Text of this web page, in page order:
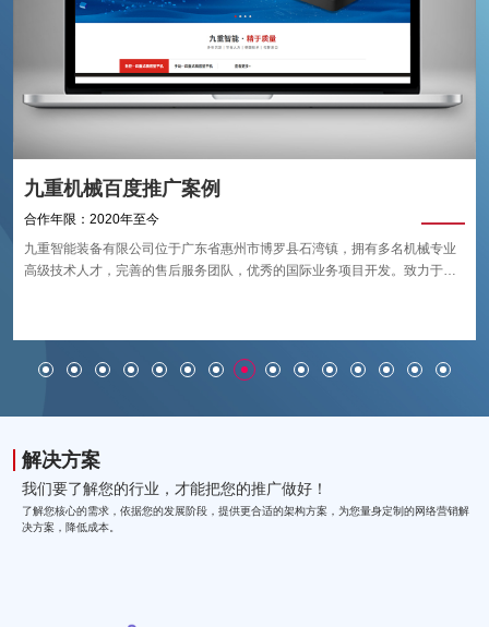
民特英电子百度推广案例
合作年限：2015年至今
东莞市民特英电子有限公司(旗下品牌：明特)坐落在东莞市牛山工业区恒邦科
技园;公司占地面积5000平方米，专注于研发、生产和销售为一体的高新技术
解决方案
我们要了解您的行业，才能把您的推广做好！
了解您核心的需求，依据您的发展阶段，提供更合适的架构方案，为您量身定制的网络营销解
决方案，降低成本。